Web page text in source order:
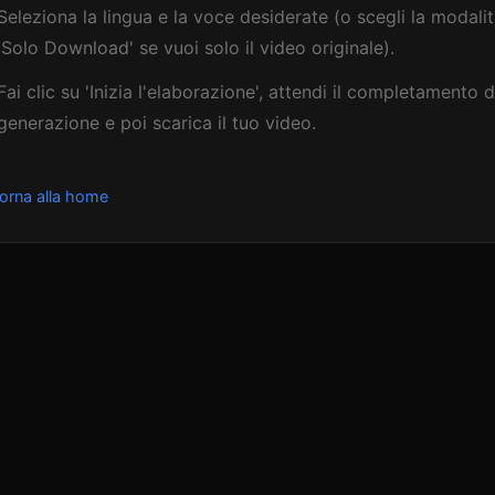
la lingua e la voce desiderate (o scegli la
Download' se vuoi solo il video originale).
clic su 'Inizia l'elaborazione', attendi il completamento
e poi scarica il tuo video.
alla home